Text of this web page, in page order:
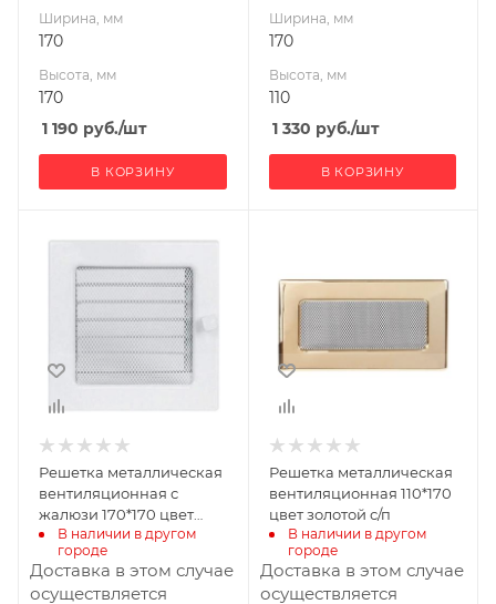
Ширина, мм
170
Высота, мм
170
1 190 руб./шт
В КОРЗИНУ
Ширина, мм
170
Высота, мм
110
1 330 руб./шт
В КОРЗИНУ
Ширина, мм
Глубина, мм
Высота, мм
170
Материал
Металл
Решетка металлическая
вентиляционная с
жалюзи 170*170 цвет
белый с/п
В наличии в другом
городе
Доставка в этом случае
осуществляется
Высота, мм
110
Решетка металлическая
вентиляционная 110*170
цвет золотой с/п
В наличии в другом
городе
Доставка в этом случае
осуществляется